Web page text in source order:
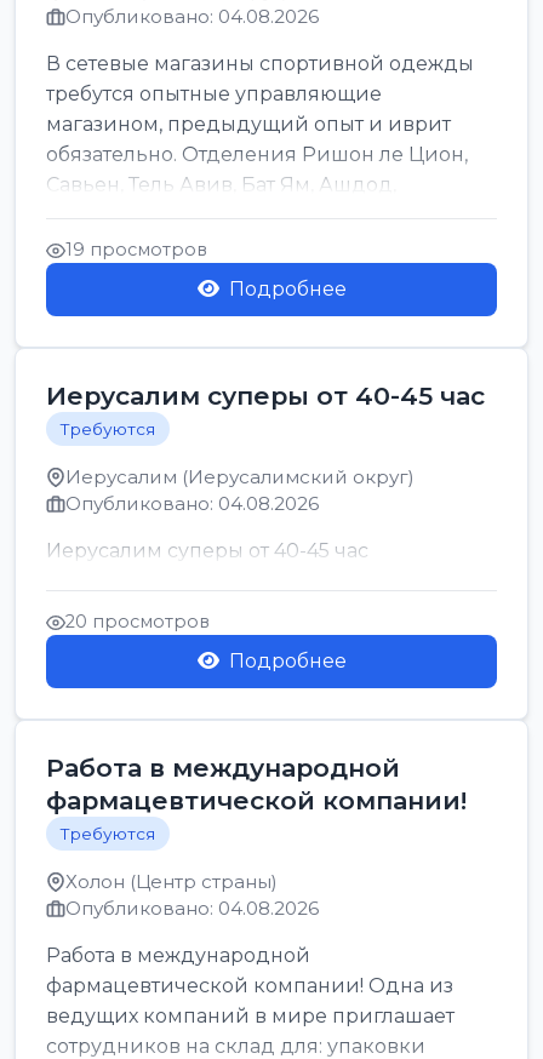
Опубликовано: 04.08.2026
В сетевые магазины спортивной одежды
требутся опытные управляющие
магазином, предыдущий опыт и иврит
обязательно. Отделения Ришон ле Цион,
Савьен, Тель Авив, Бат Ям, Ашдод,
Ашкелон, Кфар Саба, Маале А...
19 просмотров
Подробнее
Иерусалим суперы от 40-45 час
Требуются
Иерусалим (Иерусалимский округ)
Опубликовано: 04.08.2026
Иерусалим суперы от 40-45 час
20 просмотров
Подробнее
Работа в международной
фармацевтической компании!
Требуются
Холон (Центр страны)
Опубликовано: 04.08.2026
Работа в международной
фармацевтической компании! Одна из
ведущих компаний в мире приглашает
сотрудников на склад для: упаковки